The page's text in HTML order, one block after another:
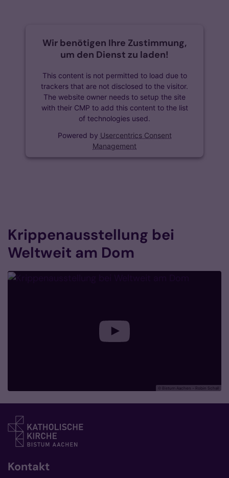
Wir benötigen Ihre Zustimmung,
um den Dienst zu laden!
This content is not permitted to load due to
trackers that are not disclosed to the visitor.
The website owner needs to setup the site
with their CMP to add this content to the list
of technologies used.
Powered by Usercentrics Consent
Management
Krippenausstellung bei
Weltweit am Dom
© Bistum Aachen - Robin Schall
Kontakt